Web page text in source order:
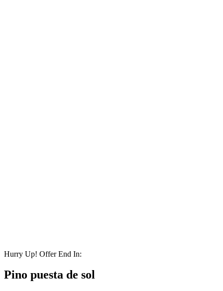
Hurry Up! Offer End In:
Pino puesta de sol